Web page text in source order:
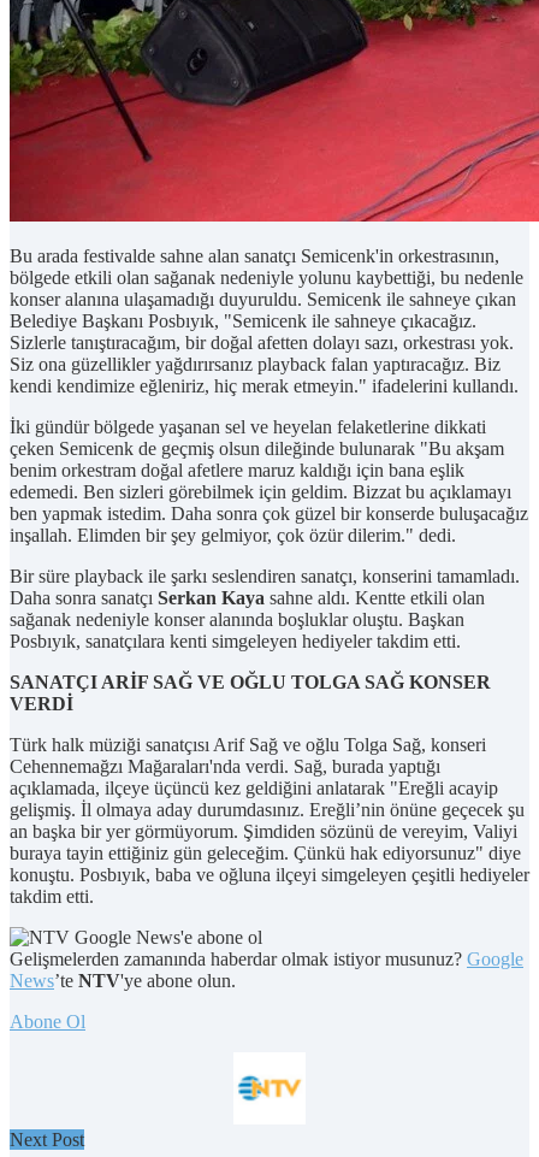
Bu arada festivalde sahne alan sanatçı Semicenk'in orkestrasının,
bölgede etkili olan sağanak nedeniyle yolunu kaybettiği, bu nedenle
konser alanına ulaşamadığı duyuruldu. Semicenk ile sahneye çıkan
Belediye Başkanı Posbıyık, "Semicenk ile sahneye çıkacağız.
Sizlerle tanıştıracağım, bir doğal afetten dolayı sazı, orkestrası yok.
Siz ona güzellikler yağdırırsanız playback falan yaptıracağız. Biz
kendi kendimize eğleniriz, hiç merak etmeyin." ifadelerini kullandı.
İki gündür bölgede yaşanan sel ve heyelan felaketlerine dikkati
çeken Semicenk de geçmiş olsun dileğinde bulunarak "Bu akşam
benim orkestram doğal afetlere maruz kaldığı için bana eşlik
edemedi. Ben sizleri görebilmek için geldim. Bizzat bu açıklamayı
ben yapmak istedim. Daha sonra çok güzel bir konserde buluşacağız
inşallah. Elimden bir şey gelmiyor, çok özür dilerim." dedi.
Bir süre playback ile şarkı seslendiren sanatçı, konserini tamamladı.
Daha sonra sanatçı Serkan Kaya sahne aldı. Kentte etkili olan
sağanak nedeniyle konser alanında boşluklar oluştu. Başkan
Posbıyık, sanatçılara kenti simgeleyen hediyeler takdim etti.
SANATÇI ARİF SAĞ VE OĞLU TOLGA SAĞ KONSER
VERDİ
Türk halk müziği sanatçısı Arif Sağ ve oğlu Tolga Sağ, konseri
Cehennemağzı Mağaraları'nda verdi. Sağ, burada yaptığı
açıklamada, ilçeye üçüncü kez geldiğini anlatarak "Ereğli acayip
gelişmiş. İl olmaya aday durumdasınız. Ereğli’nin önüne geçecek şu
an başka bir yer görmüyorum. Şimdiden sözünü de vereyim, Valiyi
buraya tayin ettiğiniz gün geleceğim. Çünkü hak ediyorsunuz" diye
konuştu. Posbıyık, baba ve oğluna ilçeyi simgeleyen çeşitli hediyeler
takdim etti.
Gelişmelerden zamanında haberdar olmak istiyor musunuz? Google
News’te NTV'ye abone olun.
Abone Ol
Next Post